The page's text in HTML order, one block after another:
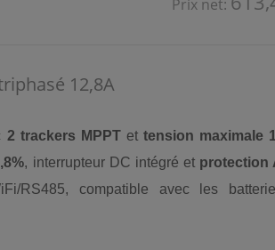
Prix net:
12,8A
2 trackers MPPTet tension maximale
, interrupteur DC intégré et protection
RS485, compatible avec les